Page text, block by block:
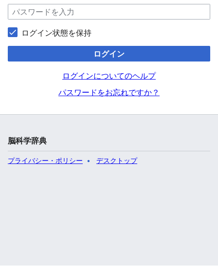
ログイン状態を保持
ログイン
ログインについてのヘルプ
パスワードをお忘れですか？
脳科学辞典
プライバシー・ポリシー デスクトップ